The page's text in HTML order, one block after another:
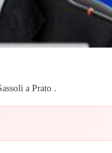
a Prato .